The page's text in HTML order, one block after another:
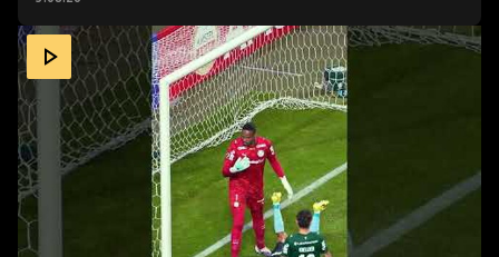
UN ATAJADÓN DE CARLOS MIGUEL 🧤😮‍💨CONMEBOL